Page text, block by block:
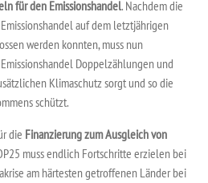
für den Emissionshandel. Nachdem die
auf dem letztjährigen
werden konnten, muss nun
Doppelzählungen und
Klimaschutz sorgt und so die
schützt.
die Finanzierung zum Ausgleich von
muss endlich Fortschritte erzielen bei
am härtesten getroffenen Länder bei